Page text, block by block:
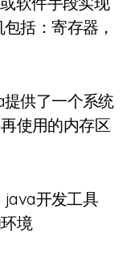
括：寄存器，
使用的内存区
境